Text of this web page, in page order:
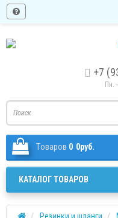
+7
Пн.
Tоваров 0 0руб.
КАТАЛОГ ТОВАРОВ